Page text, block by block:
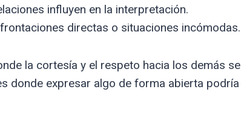
influyen en la interpretación.
directas o situaciones incómodas.
la cortesía y el respeto hacia los demás se
donde expresar algo de forma abierta podría